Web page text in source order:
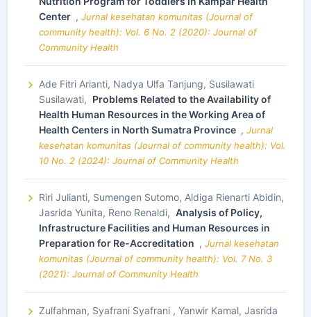
Center , Jurnal kesehatan komunitas (Journal of
community health): Vol. 6 No. 2 (2020): Journal of
Community Health
Ade Fitri Arianti, Nadya Ulfa Tanjung, Susilawati
Susilawati, Problems Related to the Availability of
Health Human Resources in the Working Area of
Health Centers in North Sumatra Province , Jurnal
kesehatan komunitas (Journal of community health): Vol.
10 No. 2 (2024): Journal of Community Health
Riri Julianti, Sumengen Sutomo, Aldiga Rienarti Abidin,
Jasrida Yunita, Reno Renaldi, Analysis of Policy,
Infrastructure Facilities and Human Resources in
Preparation for Re-Accreditation , Jurnal kesehatan
komunitas (Journal of community health): Vol. 7 No. 3
(2021): Journal of Community Health
Zulfahman, Syafrani Syafrani , Yanwir Kamal, Jasrida